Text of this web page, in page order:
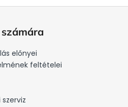
előnyei
feltételei